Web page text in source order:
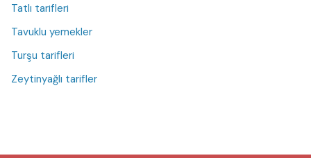
Tatlı tarifleri
Tavuklu yemekler
Turşu tarifleri
Zeytinyağlı tarifler